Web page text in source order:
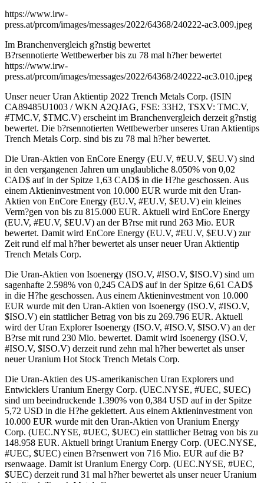
https://www.irw-
press.at/prcom/images/messages/2022/64368/240222-ac3.009.jpeg
Im Branchenvergleich g?nstig bewertet
B?rsennotierte Wettbewerber bis zu 78 mal h?her bewertet
https://www.irw-
press.at/prcom/images/messages/2022/64368/240222-ac3.010.jpeg
Unser neuer Uran Aktientip 2022 Trench Metals Corp. (ISIN
CA89485U1003 / WKN A2QJAG, FSE: 33H2, TSXV: TMC.V,
#TMC.V, $TMC.V) erscheint im Branchenvergleich derzeit g?nstig
bewertet. Die b?rsennotierten Wettbewerber unseres Uran Aktientips
Trench Metals Corp. sind bis zu 78 mal h?her bewertet.
Die Uran-Aktien von EnCore Energy (EU.V, #EU.V, $EU.V) sind
in den vergangenen Jahren um unglaubliche 8.050% von 0,02
CAD$ auf in der Spitze 1,63 CAD$ in die H?he geschossen. Aus
einem Aktieninvestment von 10.000 EUR wurde mit den Uran-
Aktien von EnCore Energy (EU.V, #EU.V, $EU.V) ein kleines
Verm?gen von bis zu 815.000 EUR. Aktuell wird EnCore Energy
(EU.V, #EU.V, $EU.V) an der B?rse mit rund 263 Mio. EUR
bewertet. Damit wird EnCore Energy (EU.V, #EU.V, $EU.V) zur
Zeit rund elf mal h?her bewertet als unser neuer Uran Aktientip
Trench Metals Corp.
Die Uran-Aktien von Isoenergy (ISO.V, #ISO.V, $ISO.V) sind um
sagenhafte 2.598% von 0,245 CAD$ auf in der Spitze 6,61 CAD$
in die H?he geschossen. Aus einem Aktieninvestment von 10.000
EUR wurde mit den Uran-Aktien von Isoenergy (ISO.V, #ISO.V,
$ISO.V) ein stattlicher Betrag von bis zu 269.796 EUR. Aktuell
wird der Uran Explorer Isoenergy (ISO.V, #ISO.V, $ISO.V) an der
B?rse mit rund 230 Mio. bewertet. Damit wird Isoenergy (ISO.V,
#ISO.V, $ISO.V) derzeit rund zehn mal h?her bewertet als unser
neuer Uranium Hot Stock Trench Metals Corp.
Die Uran-Aktien des US-amerikanischen Uran Explorers und
Entwicklers Uranium Energy Corp. (UEC.NYSE, #UEC, $UEC)
sind um beeindruckende 1.390% von 0,384 USD auf in der Spitze
5,72 USD in die H?he geklettert. Aus einem Aktieninvestment von
10.000 EUR wurde mit den Uran-Aktien von Uranium Energy
Corp. (UEC.NYSE, #UEC, $UEC) ein stattlicher Betrag von bis zu
148.958 EUR. Aktuell bringt Uranium Energy Corp. (UEC.NYSE,
#UEC, $UEC) einen B?rsenwert von 716 Mio. EUR auf die B?
rsenwaage. Damit ist Uranium Energy Corp. (UEC.NYSE, #UEC,
$UEC) derzeit rund 31 mal h?her bewertet als unser neuer Uranium